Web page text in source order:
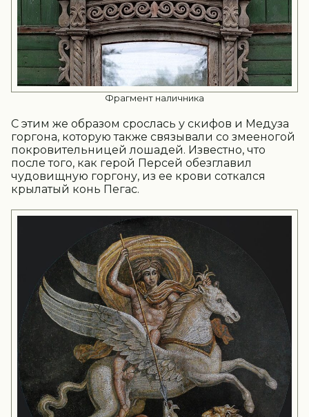
Фрагмент наличника
С этим же образом срослась у скифов и Медуза
горгона, которую также связывали со змееногой
покровительницей лошадей. Известно, что
после того, как герой Персей обезглавил
чудовищную горгону, из ее крови соткался
крылатый конь Пегас.